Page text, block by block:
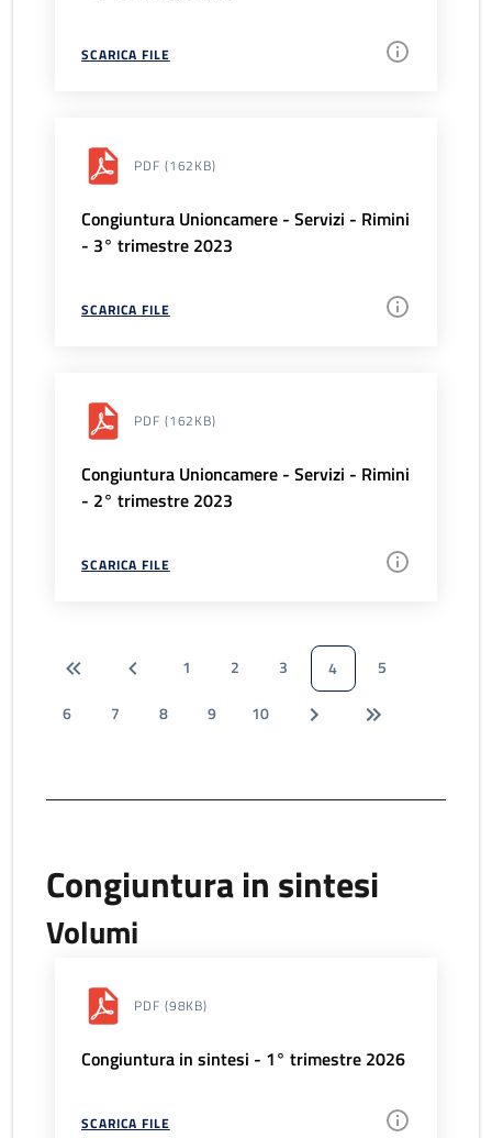
SCARICA FILE
PDF (162KB)
Congiuntura Unioncamere - Servizi - Rimini
- 3° trimestre 2023
SCARICA FILE
PDF (162KB)
Congiuntura Unioncamere - Servizi - Rimini
- 2° trimestre 2023
SCARICA FILE
1 2 3 4
5
6
7 8 9 10
Congiuntura in sintesi
Volumi
PDF (98KB)
Congiuntura in sintesi - 1° trimestre 2026
SCARICA FILE